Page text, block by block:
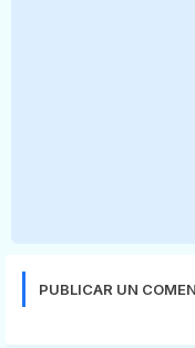
PUBLICAR UN